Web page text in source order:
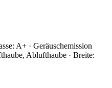
A+ · Geräuschemission
Ablufthaube · Breite: